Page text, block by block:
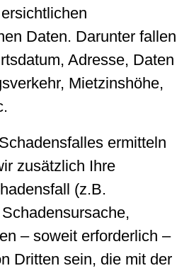
Daten. Darunter fallen
Adresse, Daten
Mietzinshöhe,
ermitteln
zusätzlich Ihre
(z.B.
– soweit erforderlich –
Dritten sein, die mit der